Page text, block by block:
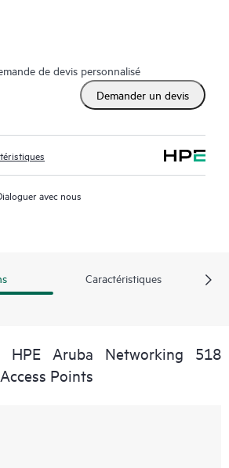
(HE80/HE40)) pour assurer haut débit
HPE Aruba Networking
conçus pour fournir des meilleures
en intégrant des technologies
l’accès client.
de devis personnalisé
Demander un devis
avec nous
Caractéristiques
HPE Aruba Networking 518
Points